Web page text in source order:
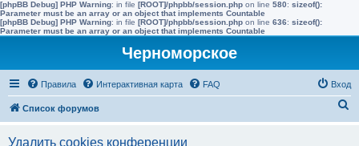
[phpBB Debug] PHP Warning: in file [ROOT]/phpbb/session.php on line 580: sizeof():
Parameter must be an array or an object that implements Countable
[phpBB Debug] PHP Warning: in file [ROOT]/phpbb/session.php on line 636: sizeof():
Parameter must be an array or an object that implements Countable
Черноморское
Правила Интерактивная карта FAQ Вход
Список форумов
Удалить cookies конференции